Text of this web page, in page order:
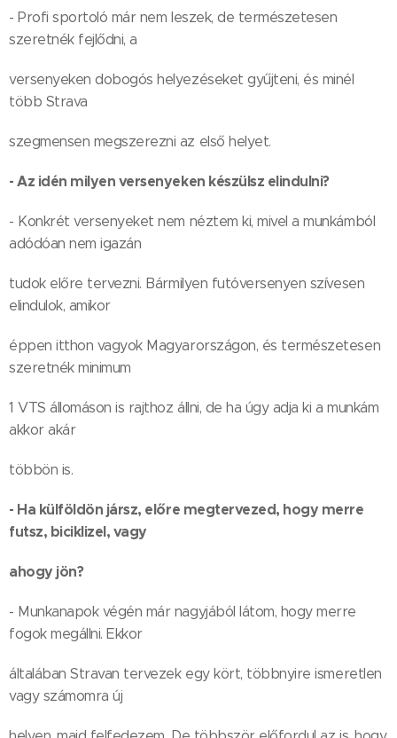
- Profi sportoló már nem leszek, de természetesen
szeretnék fejlődni, a
versenyeken dobogós helyezéseket gyűjteni, és minél
több Strava
szegmensen megszerezni az első helyet.
- Az idén milyen versenyeken készülsz elindulni?
- Konkrét versenyeket nem néztem ki, mivel a munkámból
adódóan nem igazán
tudok előre tervezni. Bármilyen futóversenyen szívesen
elindulok, amikor
éppen itthon vagyok Magyarországon, és természetesen
szeretnék minimum
1 VTS állomáson is rajthoz állni, de ha úgy adja ki a munkám
akkor akár
többön is.
- Ha külföldön jársz, előre megtervezed, hogy merre
futsz, biciklizel, vagy
ahogy jön?
- Munkanapok végén már nagyjából látom, hogy merre
fogok megállni. Ekkor
általában Stravan tervezek egy kört, többnyire ismeretlen
vagy számomra új